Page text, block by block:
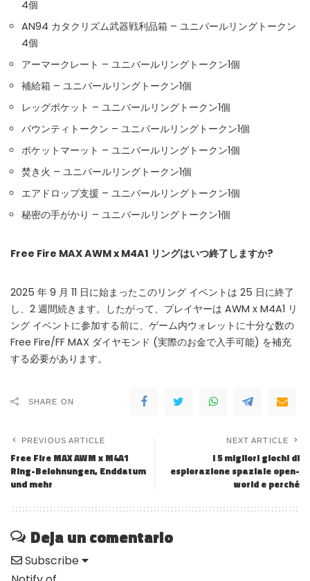
4個
AN94 カタクリズム武器戦利品箱 – ユニバールリングトークン
4個
アーマークレート – ユニバールリングトークン1個
補給箱 – ユニバールリングトークン1個
レッグポケット – ユニバールリングトークン1個
バウンティトークン – ユニバールリングトークン1個
ポケットマーット – ユニバールリングトークン1個
焚き火 – ユニバールリングトークン1個
エアドロップ支援 – ユニバールリングトークン1個
秘密の手がかり – ユニバールリングトークン1個
Free Fire MAX AWM x M4A1 リングはいつ終了しますか?
2025 年 9 月 11 日に始まったこのリング イベントは 25 日に終了
し、2 週間続きます。したがって、プレイヤーは AWM x M4A1 リ
ング イベントに参加する前に、ゲーム内ウォレットに十分な数の
Free Fire/FF MAX ダイヤモンド (実際のお金で入手可能) を補充
する必要があります。
SHARE ON
PREVIOUS ARTICLE
Free Fire MAX AWM x M4A1
Ring-Belohnungen, Enddatum
und mehr
NEXT ARTICLE
I 5 migliori giochi di
esplorazione spaziale open-
world e perché
Deja un comentario
Subscribe